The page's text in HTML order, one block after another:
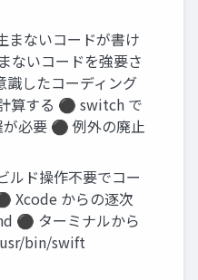
まないコードが書け
ないコードを強要さ
したコーディング
算する ⚫ switch で
必要 ⚫ 例外の廃止
ルド操作不要でコー
Xcode からの逐次
⚫ ターミナルから
bin/swift